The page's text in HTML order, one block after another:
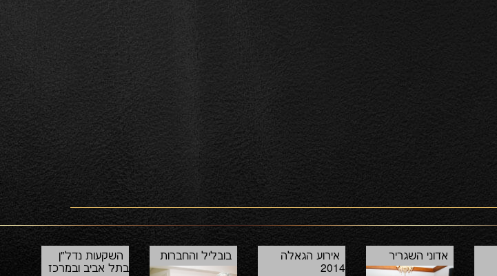
השקעות נדל"ן
בתל אביב ובמרכז
בובליל והחברות
אירוע הגאלה
2014
אדוני השגריר